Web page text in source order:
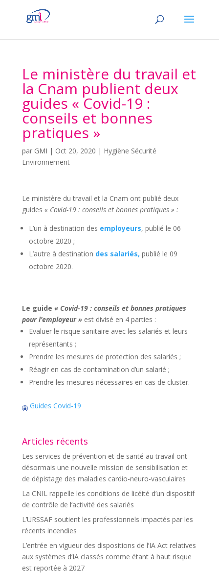
Le ministère du travail et
la Cnam publient deux
guides « Covid-19 :
conseils et bonnes
pratiques »
par GMI | Oct 20, 2020 | Hygiène Sécurité
Environnement
Le ministère du travail et la Cnam ont publié deux
guides « Covid-19 : conseils et bonnes pratiques » :
L’un à destination des employeurs, publié le 06
octobre 2020 ;
L’autre à destination des salariés, publié le 09
octobre 2020.
Le guide « Covid-19 : conseils et bonnes pratiques
pour l’employeur »est divisé en 4 parties :
Evaluer le risque sanitaire avec les salariés et leurs
représentants ;
Prendre les mesures de protection des salariés ;
Réagir en cas de contamination d’un salarié ;
Prendre les mesures nécessaires en cas de cluster.
Guides Covid-19
Articles récents
Les services de prévention et de santé au travail ont
désormais une nouvelle mission de sensibilisation et
de dépistage des maladies cardio-neuro-vasculaires
La CNIL rappelle les conditions de licéité d’un dispositif
de contrôle de l’activité des salariés
L’URSSAF soutient les professionnels impactés par les
récents incendies
L’entrée en vigueur des dispositions de l’IA Act relatives
aux systèmes d’IA classés comme étant à haut risque
est reportée à 2027